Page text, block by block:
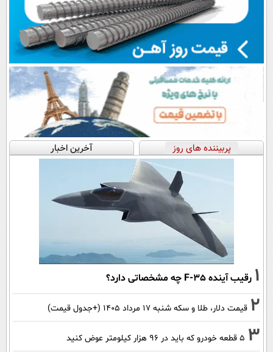
پربیننده های روز آخرین اخبار
1 رقیب آینده F-35 چه مشخصاتی دارد؟
2 قیمت دلار، طلا و سکه شنبه ۱۷ مرداد ۱۴۰۵ (+جدول قیمت)
3 ۵ قطعه خودرو که باید در ۹۶ هزار کیلومتر عوض کنید